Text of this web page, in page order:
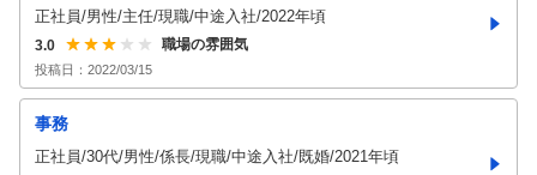
正社員/男性/主任/現職/中途入社/2022年頃
3.0 職場の雰囲気
投稿日： 2022/03/15
事務
正社員/30代/男性/係長/現職/中途入社/既婚/2021年頃